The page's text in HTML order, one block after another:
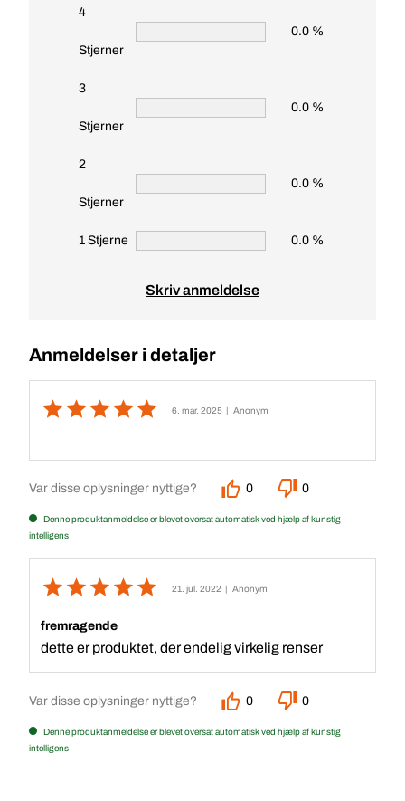
4
Stjerner
0.0 %
3
Stjerner
0.0 %
2
Stjerner
0.0 %
1 Stjerne 0.0 %
Skriv anmeldelse
Anmeldelser i detaljer
6. mar. 2025 | Anonym
Var disse oplysninger nyttige? 0 0
Denne produktanmeldelse er blevet oversat automatisk ved hjælp af kunstig
intelligens
21. jul. 2022 | Anonym
fremragende
dette er produktet, der endelig virkelig renser
Var disse oplysninger nyttige? 0 0
Denne produktanmeldelse er blevet oversat automatisk ved hjælp af kunstig
intelligens